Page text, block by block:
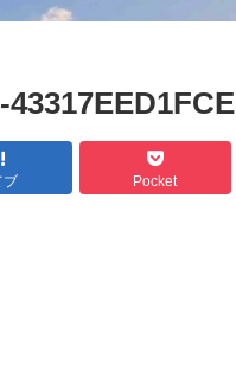
ブ Pocket